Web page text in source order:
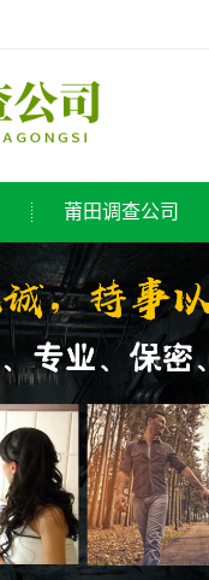
莆田调查公司
侦探公司
调查公司
取证公司
寻人公司